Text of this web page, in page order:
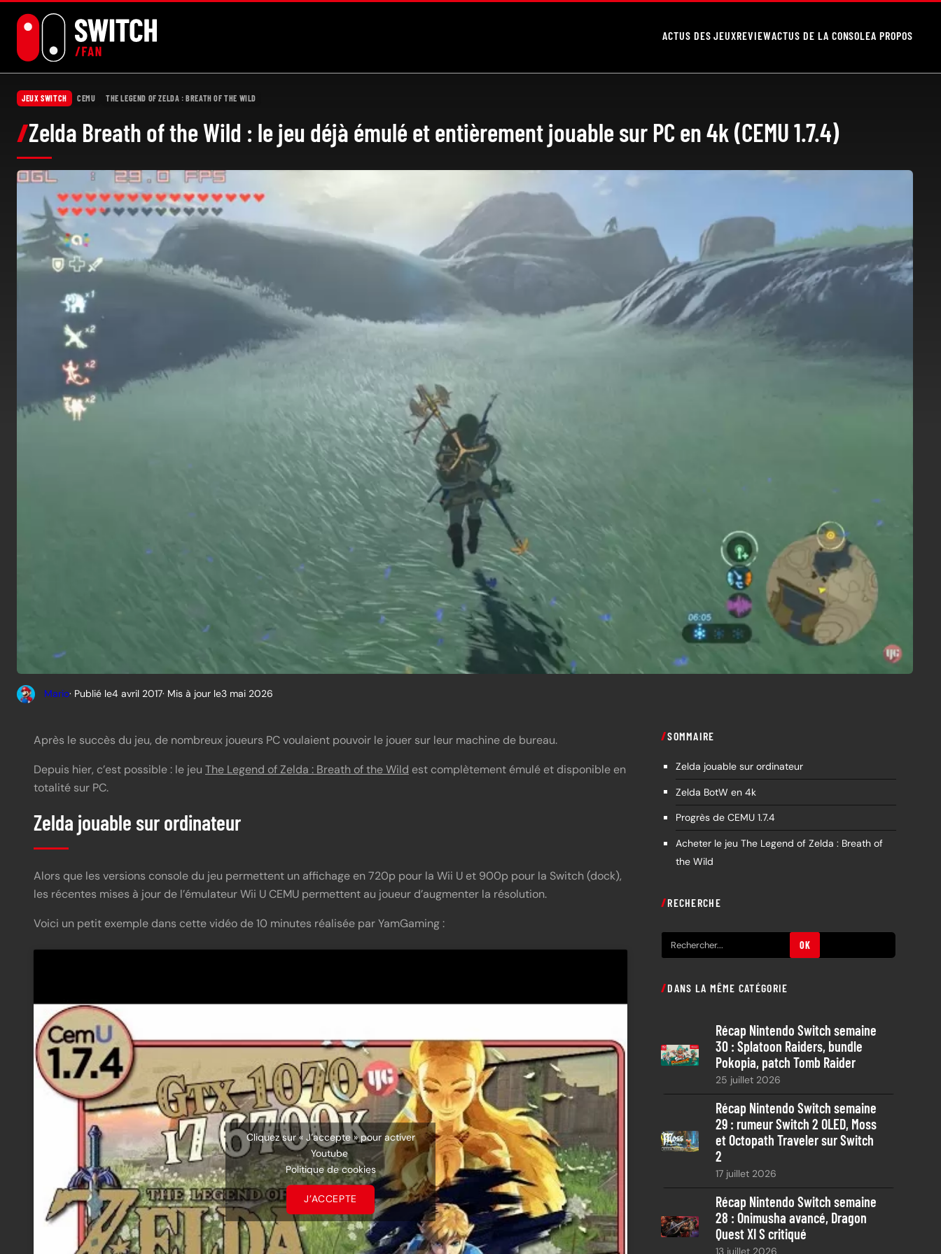
ACTUS DES JEUXREVIEWACTUS DE LA CONSOLEA PROPOS
JEUX SWITCH CEMU THE LEGEND OF ZELDA : BREATH OF THE WILD
Zelda Breath of the Wild : le jeu déjà émulé et entièrement jouable sur PC en 4k (CEMU 1.7.4)
Mario· Publié le4 avril 2017· Mis à jour le3 mai 2026
Après le succès du jeu, de nombreux joueurs PC voulaient pouvoir le jouer sur leur machine de bureau.
Depuis hier, c’est possible : le jeu The Legend of Zelda : Breath of the Wild est complètement émulé et disponible en
totalité sur PC.
Zelda jouable sur ordinateur
Alors que les versions console du jeu permettent un affichage en 720p pour la Wii U et 900p pour la Switch (dock),
les récentes mises à jour de l’émulateur Wii U CEMU permettent au joueur d’augmenter la résolution.
Voici un petit exemple dans cette vidéo de 10 minutes réalisée par YamGaming :
Cliquez sur « J’accepte » pour activer
Youtube
Politique de cookies
J’ACCEPTE
SOMMAIRE
Zelda jouable sur ordinateur
Zelda BotW en 4k
Progrès de CEMU 1.7.4
Acheter le jeu The Legend of Zelda : Breath of
the Wild
RECHERCHE
e
h
c
h
OK
DANS LA MÊME CATÉGORIE
Récap Nintendo Switch semaine
30 : Splatoon Raiders, bundle
Pokopia, patch Tomb Raider
25 juillet 2026
Récap Nintendo Switch semaine
29 : rumeur Switch 2 OLED, Moss
et Octopath Traveler sur Switch
2
17 juillet 2026
Récap Nintendo Switch semaine
28 : Onimusha avancé, Dragon
Quest XI S critiqué
13 juillet 2026